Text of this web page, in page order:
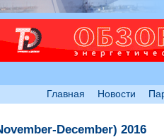
Главная Новости
December) 2016